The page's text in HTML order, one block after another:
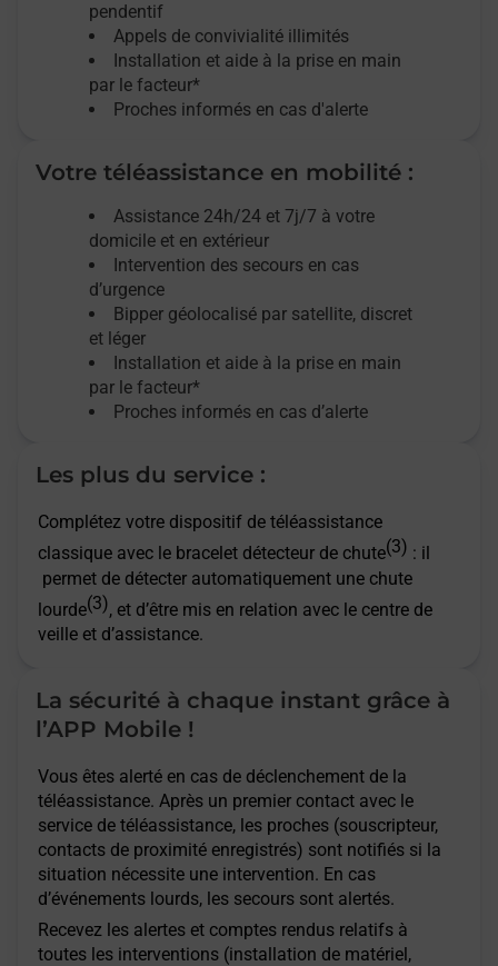
pendentif
Appels de convivialité illimités
Installation et aide à la prise en main
par le facteur*
Proches informés en cas d'alerte
Votre téléassistance en mobilité :
Assistance 24h/24 et 7j/7 à votre
domicile et en extérieur
Intervention des secours en cas
d’urgence
Bipper géolocalisé par satellite, discret
et léger
Installation et aide à la prise en main
par le facteur*
Proches informés en cas d’alerte
Les plus du service :
Complétez votre dispositif de téléassistance
classique avec le bracelet détecteur de chute(3) : il
permet de détecter automatiquement une chute
lourde(3), et d’être mis en relation avec le centre de
veille et d’assistance.
La sécurité à chaque instant grâce à
l’APP Mobile !
Vous êtes alerté en cas de déclenchement de la
téléassistance. Après un premier contact avec le
service de téléassistance, les proches (souscripteur,
contacts de proximité enregistrés) sont notifiés si la
situation nécessite une intervention. En cas
d’événements lourds, les secours sont alertés.
Recevez les alertes et comptes rendus relatifs à
toutes les interventions (installation de matériel,